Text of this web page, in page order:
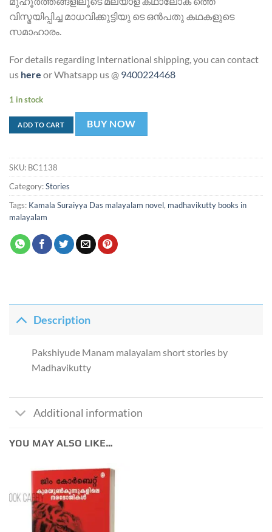
വിസ്മയിപ്പിച്ച മാധവിക്കുട്ടിയു ടെ ഒന്‍പതു കഥകളുടെ
സമാഹാരം.
For details regarding International shipping, you can contact
us here or Whatsapp us @ 9400224468
1 in stock
ADD TO CART BUY NOW
SKU: BC1138
Category:Stories
Tags: Kamala Suraiyya Das malayalam novel, madhavikutty books in
malayalam
Description
Pakshiyude Manam malayalam short stories by
Madhavikutty
Additional information
YOU MAY ALSO LIKE…